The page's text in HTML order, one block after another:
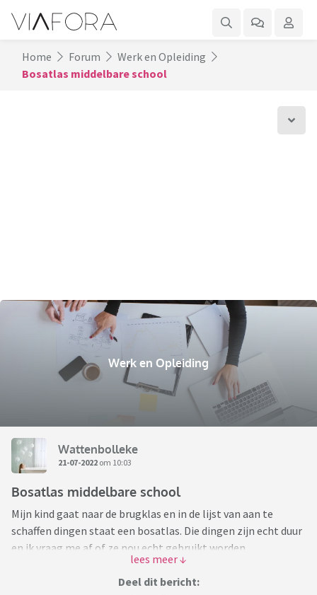
Home Forum
Werk en Opleiding
Bosatlas middelbare school
Werk en Opleiding
Wattenbolleke
21-07-2022 om 10:03
Bosatlas middelbare school
Mijn kind gaat naar de brugklas en in de lijst van aan te
schaffen dingen staat een bosatlas. Die dingen zijn echt duur
en ik vraag me af of ze nou echt gebruikt worden.
Marktplaats staat vol met oude edities die nauwelijks
Deel dit bericht: